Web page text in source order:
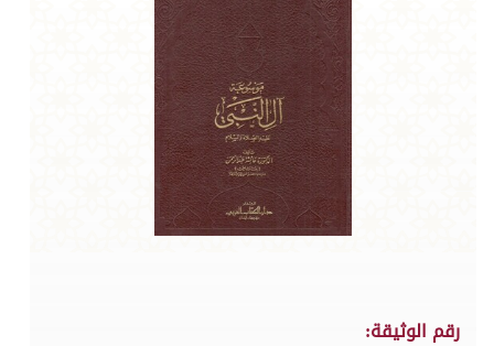
رقم الوثيقة: